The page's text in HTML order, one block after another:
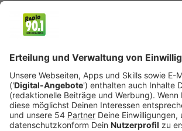
Vorstand als auch vor Medien und
beweisen.
Veröffentlicht:Freitag, 28.03.2025 20:15